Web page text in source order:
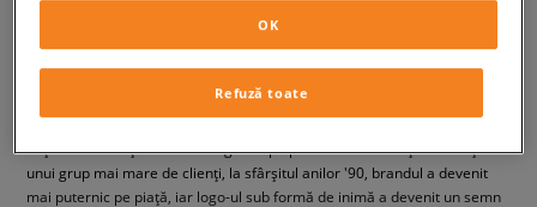
Oferta largă a firmei Roxy
Lisa Anderson a devenit ambasadoarea brandului - o adevărată
emblemă a surfing-ului feminin, prima femeie care a reușit să combine
mișcări netede și un stil mai agresiv pe placa de surf. Mulțumită obținerii
unui grup mai mare de clienți, la sfârșitul anilor '90, brandul a devenit
mai puternic pe piață, iar logo-ul sub formă de inimă a devenit un semn
Refuză toate
OK